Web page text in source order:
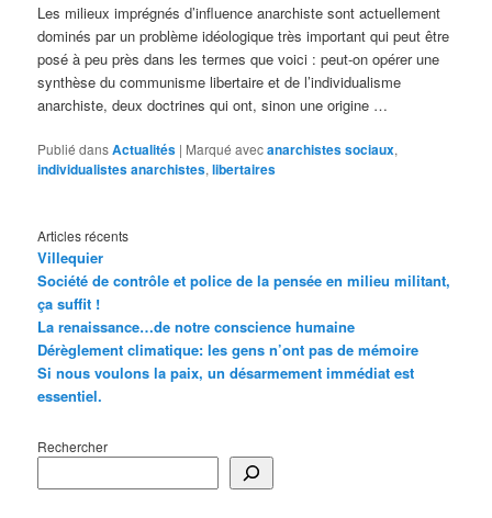
Les milieux imprégnés d’influence anarchiste sont actuellement
dominés par un problème idéologique très important qui peut être
posé à peu près dans les termes que voici : peut-on opérer une
synthèse du communisme libertaire et de l’individualisme
anarchiste, deux doctrines qui ont, sinon une origine …
Publié dansActualités | Marqué avecanarchistes sociaux,
individualistes anarchistes,libertaires
Articles récents
Villequier
Société de contrôle et police de la pensée en milieu militant,
ça suffit !
La renaissance…de notre conscience humaine
Dérèglement climatique: les gens n’ont pas de mémoire
Si nous voulons la paix, un désarmement immédiat est
essentiel.
Rechercher